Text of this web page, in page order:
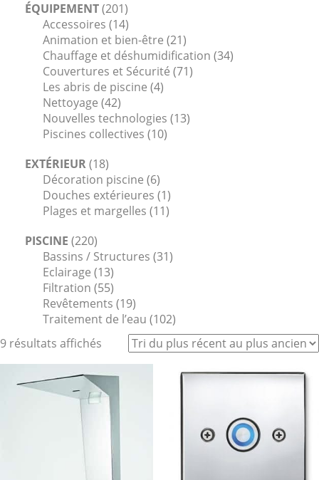
ÉQUIPEMENT(201)
Accessoires (14)
Animation et bien-être (21)
Chauffage et déshumidification (34)
Couvertures et Sécurité (71)
Les abris de piscine (4)
Nettoyage (42)
Nouvelles technologies (13)
Piscines collectives (10)
EXTÉRIEUR(18)
Décoration piscine (6)
Douches extérieures (1)
Plages et margelles (11)
PISCINE (220)
Bassins / Structures (31)
Eclairage (13)
Filtration (55)
Revêtements (19)
Traitement de l’eau (102)
9 résultats affichés